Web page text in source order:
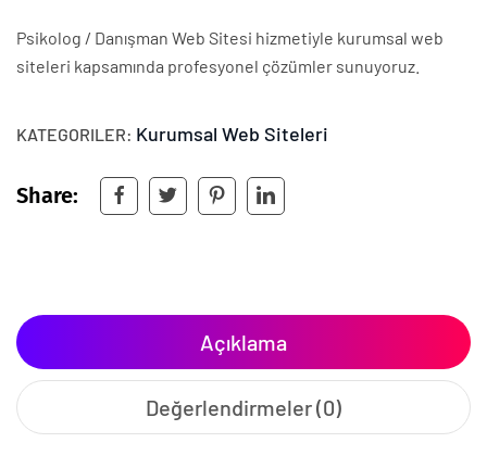
Psikolog / Danışman Web Sitesi hizmetiyle kurumsal web
siteleri kapsamında profesyonel çözümler sunuyoruz.
KATEGORILER: Kurumsal Web Siteleri
Share:
Açıklama
Değerlendirmeler (0)